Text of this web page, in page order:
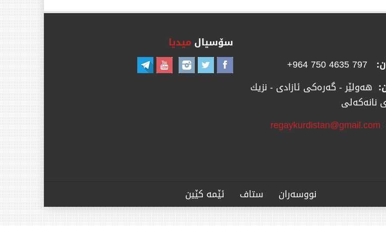
هەولێر - گەرەکی ئازادی - نزیك
نانەکەلی
regaykurdistan@gmail.com
سۆسیال میدیا
ئێمە کێین ستاف نووسەران